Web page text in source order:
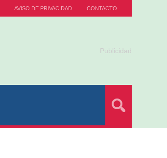
AVISO DE PRIVACIDAD CONTACTO
Publicidad